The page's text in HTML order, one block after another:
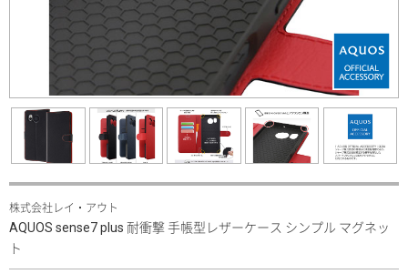
株式会社レイ・アウト
AQUOS sense7 plus 耐衝撃 手帳型レザーケース シンプル マグネッ
ト